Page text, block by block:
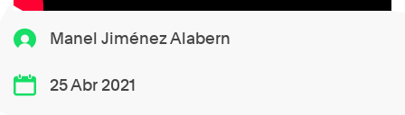
Manel Jiménez Alabern
25 Abr 2021